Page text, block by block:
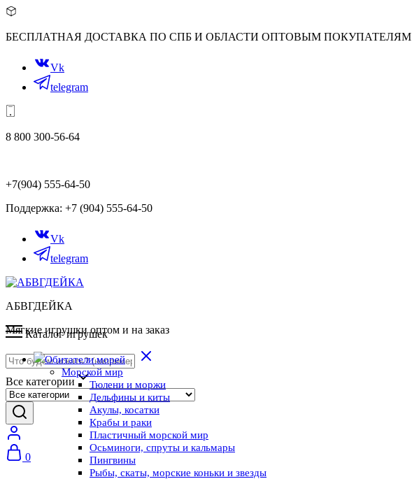
БЕСПЛАТНАЯ ДОСТАВКА ПО СПБ И ОБЛАСТИ ОПТОВЫМ ПОКУПАТЕЛЯМ
Vk
telegram
8 800 300-56-64
+7(904) 555-64-50
Поддержка: +7 (904) 555-64-50
Vk
telegram
АБВГДЕЙКА
Мягкие игрушки оптом и на заказ
Все категории
0
Каталог игрушек
Обитатели морей
Морской мир
Тюлени и моржи
Дельфины и киты
Акулы, косатки
Крабы и раки
Пластичный морской мир
Осьминоги, спруты и кальмары
Пингвины
Рыбы, скаты, морские коньки и звезды